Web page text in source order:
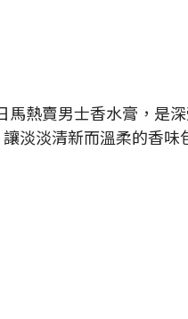
熱賣男士香水膏，是
淡淡清新而溫柔的香味